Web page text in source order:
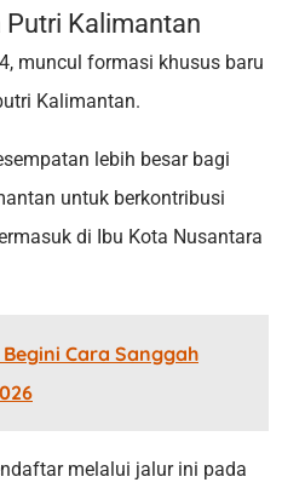
Putri Kalimantan
muncul formasi khusus baru
Kalimantan.
lebih besar bagi
untuk berkontribusi
di Ibu Kota Nusantara
Cara Sanggah
melalui jalur ini pada